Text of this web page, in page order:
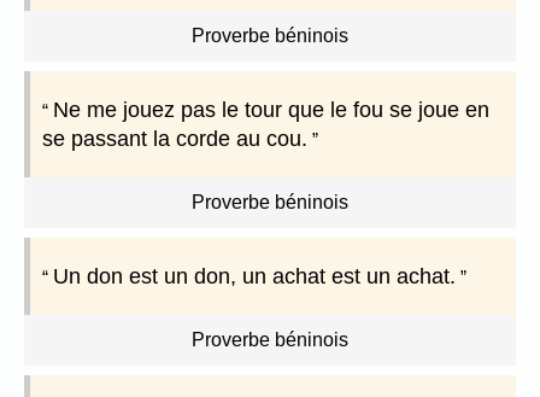
Proverbe béninois
Ne me jouez pas le tour que le fou se joue en
se passant la corde au cou.
Proverbe béninois
Un don est un don, un achat est un achat.
Proverbe béninois